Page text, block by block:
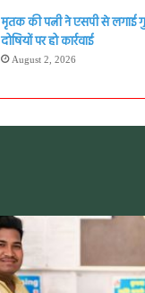
मृतक की पत्नी ने एसपी से लगाई
दोषियों पर हो कार्रवाई
August 2, 2026